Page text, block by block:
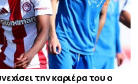
την καριέρα του ο